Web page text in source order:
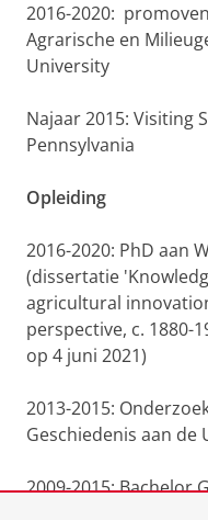
2016-2020:
Agrarische en
University
Najaar 2015: Visiting
Pennsylvania
Opleiding
2016-2020: PhD aan
(dissertatie
agricultural
perspective, c. 1880-
op 4 juni 2021)
2013-2015:
Geschiedenis aan
2009-2015: Bachelor